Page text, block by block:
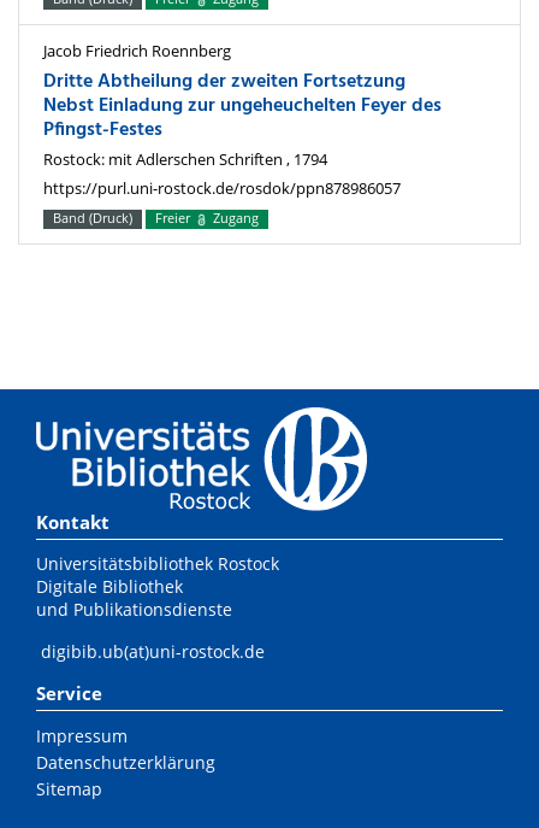
Jacob Friedrich Roennberg
Dritte Abtheilung der zweiten Fortsetzung
Nebst Einladung zur ungeheuchelten Feyer des
Pfingst-Festes
Rostock: mit Adlerschen Schriften , 1794
https://purl.uni-rostock.de/rosdok/ppn878986057
Band (Druck) Freier Zugang
Kontakt
Universitätsbibliothek Rostock
Digitale Bibliothek
und Publikationsdienste
digibib.ub(at)uni-rostock.de
Service
Impressum
Datenschutzerklärung
Sitemap